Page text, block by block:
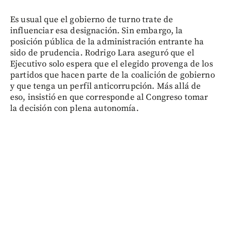
Es usual que el gobierno de turno trate de
influenciar esa designación. Sin embargo, la
posición pública de la administración entrante ha
sido de prudencia. Rodrigo Lara aseguró que el
Ejecutivo solo espera que el elegido provenga de los
partidos que hacen parte de la coalición de gobierno
y que tenga un perfil anticorrupción. Más allá de
eso, insistió en que corresponde al Congreso tomar
la decisión con plena autonomía.